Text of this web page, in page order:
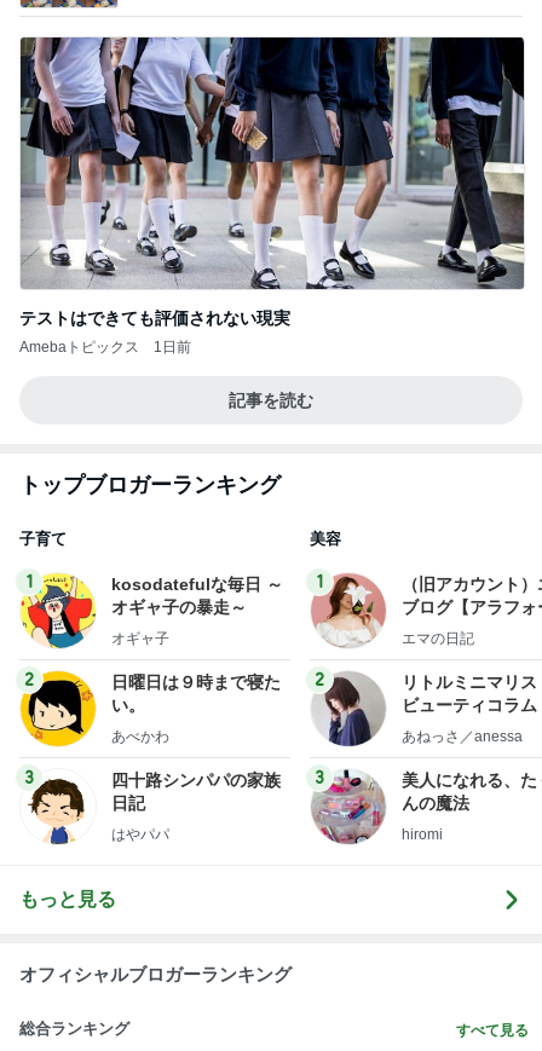
テストはできても評価されない現実
Amebaトピックス 1日前
記事を読む
トップブロガーランキング
子育て
1
kosodatefulな毎日 ～
オギャ子の暴走～
オギャ子
2
日曜日は９時まで寝た
い。
あべかわ
3
四十路シンパパの家族
日記
はやパパ
美容
1
（旧アカウント
ブログ【アラフォ
社売却セカンドラ
エマの日記
2
リトルミニマリス
ビューティコラ
little
あねっさ／anessa
3
美人になれる、た
んの魔法
hiromi
もっと見る
オフィシャルブロガーランキング
総合ランキング すべて見る